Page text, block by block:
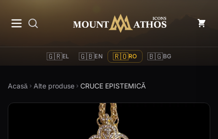
Mount Athos Icons
🇬🇷EL 🇬🇧EN 🇷🇴RO 🇧🇬BG
Acasă Alte produse CRUCE EPISTEMICĂ